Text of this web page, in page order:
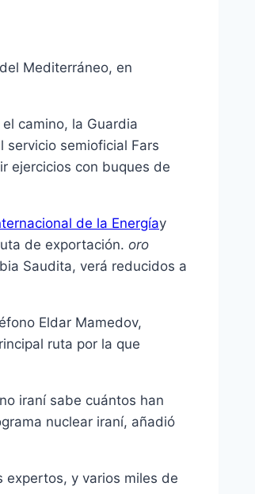
Mediterráneo, en
el camino, la Guardia
servicio semioficial Fars
ejercicios con buques de
de la Energíay
de exportación. oro
Saudita, verá reducidos a
Eldar Mamedov,
ruta por la que
iraní sabe cuántos han
nuclear iraní, añadió
expertos, y varios miles de